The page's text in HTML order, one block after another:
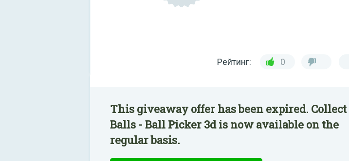
Рейтинг: 0
This giveaway offer has been expired. Collect
Balls - Ball Picker 3d is now available on the
regular basis.